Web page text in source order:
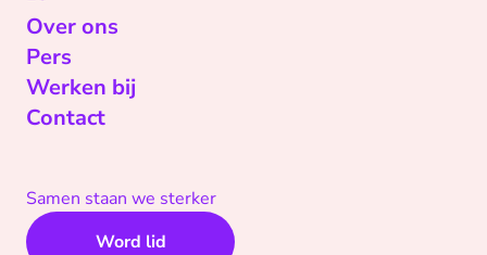
Over ons
Pers
Werken bij
Contact
Samen staan we sterker
Word lid